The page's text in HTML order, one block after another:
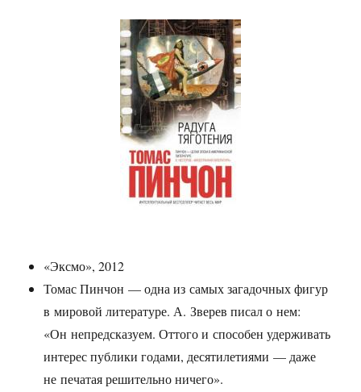
«Эксмо», 2012
Томас Пинчон — одна из самых загадочных фигур
в мировой литературе. А. Зверев писал о нем:
«Он непредсказуем. Оттого и способен удерживать
интерес публики годами, десятилетиями — даже
не печатая решительно ничего».